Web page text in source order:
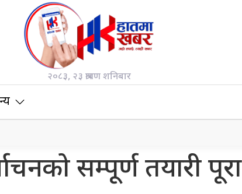
२०८३, २३ श्रावण शनिबार
सम्पूर्ण तयारी पूरा